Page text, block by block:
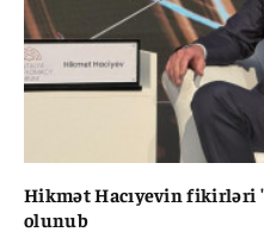
Hikmət Hacıyevin fikirləri
olunub